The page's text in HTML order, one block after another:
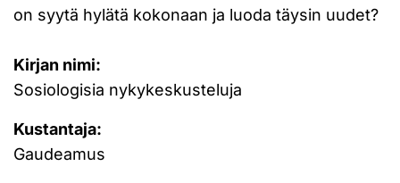
on syytä hylätä kokonaan ja luoda täysin uudet?
Kirjan nimi:
Sosiologisia nykykeskusteluja
Kustantaja:
Gaudeamus